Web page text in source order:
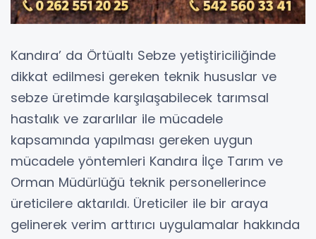
Kandıra’ da Örtüaltı Sebze yetiştiriciliğinde
dikkat edilmesi gereken teknik hususlar ve
sebze üretimde karşılaşabilecek tarımsal
hastalık ve zararlılar ile mücadele
kapsamında yapılması gereken uygun
mücadele yöntemleri Kandıra İlçe Tarım ve
Orman Müdürlüğü teknik personellerince
üreticilere aktarıldı. Üreticiler ile bir araya
gelinerek verim arttırıcı uygulamalar hakkında